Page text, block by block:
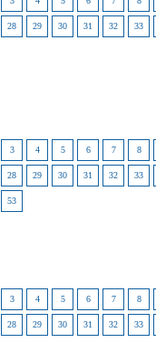
28 29 30 31 32 33
3 4 5 6 7 8
28 29 30 31 32 33
53
3 4 5 6 7 8
28 29 30 31 32 33